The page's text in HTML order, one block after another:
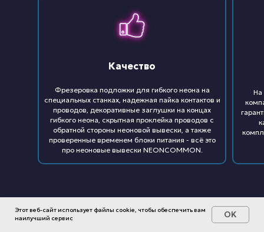
Этот веб-сайт использует файлы cookie, чтобы обеспечить вам
наилучший сервис
OK
На
Фрезеровка подложки для гибкого неона на
специальных станках, надежная пайка контактов и
проводов, декоративные заглушки на концах
гибкого неона, скрытная проклейка проводов с
обратной стороны неоновой вывески, а также
проверенные временем блоки питания - всё это
про неоновые вывески NEONCOMMON.
Качество